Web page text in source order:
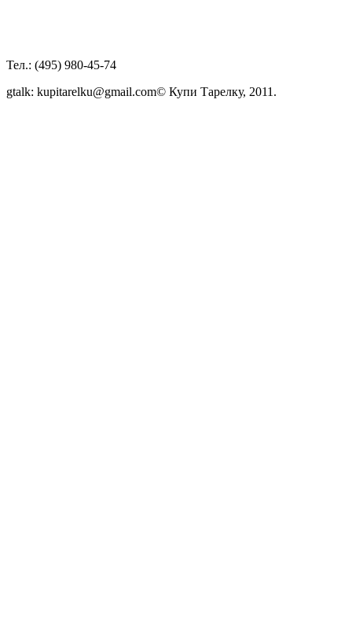
Тел.: (495) 980-45-74
gtalk: kupitarelku@gmail.com© Купи Тарелку, 2011.